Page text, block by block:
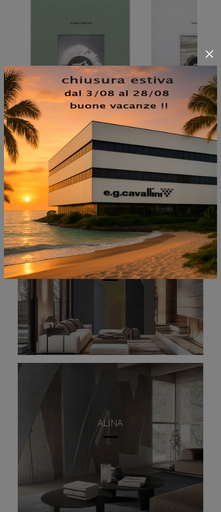
NON PERDERTI ANCHE:
ARCA
ALINA